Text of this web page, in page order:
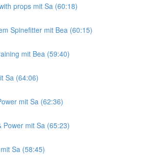
props mit Sa (60:18)
Spinefitter mit Bea (60:15)
mit Bea (59:40)
Sa (64:06)
mit Sa (62:36)
Power mit Sa (65:23)
Sa (58:45)